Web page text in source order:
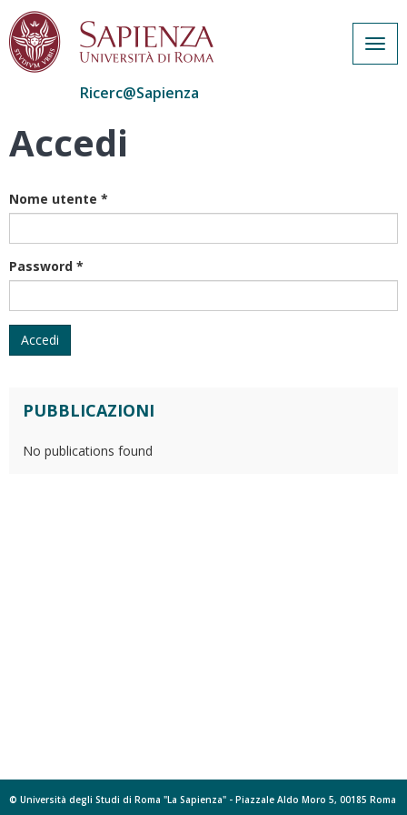
Salta
Ricerc@Sapienza
Accedi
Nome utente *
Password *
Accedi
PUBBLICAZIONI
No publications found
© Università degli Studi di Roma "La Sapienza" - Piazzale Aldo Moro 5, 00185 Roma